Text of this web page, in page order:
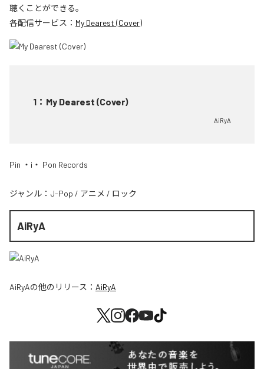
聴くことができる。
各配信サービス： My Dearest (Cover)
1 ： My Dearest (Cover)
AiRyA
Pin ・i・ Pon Records
ジャンル： J-Pop / アニメ / ロック
AiRyA
AiRyAの他のリリース： AiRyA